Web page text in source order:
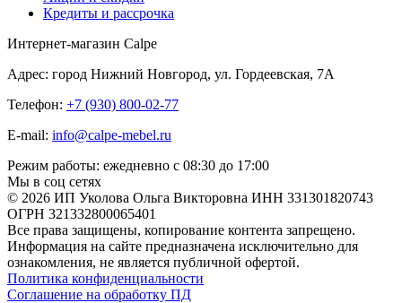
Кредиты и рассрочка
Интернет-магазин Calpe
Адрес: город Нижний Новгород, ул. Гордеевская, 7А
Телефон: +7 (930) 800-02-77
E-mail: info@calpe-mebel.ru
Режим работы: ежедневно с 08:30 до 17:00
Мы в соц сетях
© 2026 ИП Уколова Ольга Викторовна ИНН 331301820743
ОГРН 321332800065401
Все права защищены, копирование контента запрещено.
Информация на сайте предназначена исключительно для
ознакомления, не является публичной офертой.
Политика конфиденциальности
Соглашение на обработку ПД